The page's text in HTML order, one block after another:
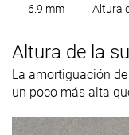
6.9 mm Altura
Altura de la
La amortiguación
un poco más alta